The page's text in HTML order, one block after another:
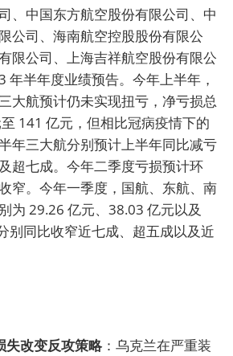
、中国东方航空股份有限公司、中
公司、海南航空控股股份有限公
限公司、上海吉祥航空股份有限公
年半年度业绩预告。今年上半年，
大航预计仍未实现扭亏，净亏损总
141 亿元，但相比冠病疫情下的
年三大航分别预计上半年同比减亏
超七成。今年二季度亏损预计环
窄。今年一季度，国航、东航、南
为 29.26 亿元、38.03 亿元以及
别同比收窄近七成、超五成以及近
失改变反攻策略 ：乌克兰在严重装